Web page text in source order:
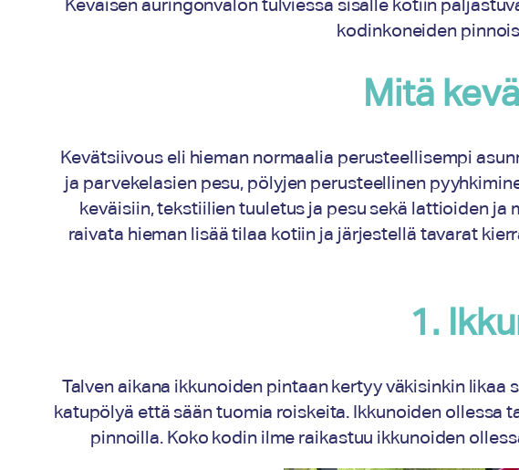
Keväisen auringonvalon tulviessa sisälle kotiin
kodinkoneiden
Mitä
Kevätsiivous eli hieman normaalia perusteellisempi
ja parvekelasien pesu, pölyjen perusteellinen
keväisiin, tekstiilien tuuletus ja pesu sekä lattioiden
raivata hieman lisää tilaa kotiin ja järjestellä tavarat
1.
Talven aikana ikkunoiden pintaan kertyy väkisinkin
katupölyä että sään tuomia roiskeita. Ikkunoiden ollessa
pinnoilla. Koko kodin ilme raikastuu ikkunoiden